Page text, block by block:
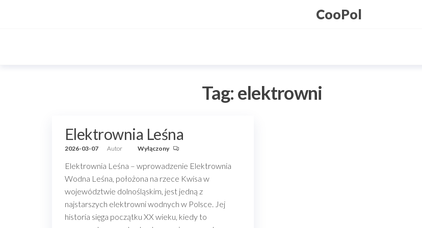
CooPol
Tag: elektrowni
Elektrownia Leśna
2026-03-07 Autor Wyłączony
Elektrownia Leśna – wprowadzenie Elektrownia
Wodna Leśna, położona na rzece Kwisa w
województwie dolnośląskim, jest jedną z
najstarszych elektrowni wodnych w Polsce. Jej
historia sięga początku XX wieku, kiedy to